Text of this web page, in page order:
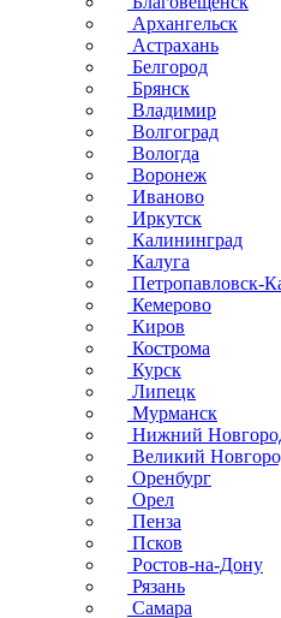
Архангельск
Астрахань
Белгород
Брянск
Владимир
Волгоград
Вологда
Воронеж
Иваново
Иркутск
Калининград
Калуга
Петропавловск-
Кемерово
Киров
Кострома
Курск
Липецк
Мурманск
Нижний
Великий
Оренбург
Орел
Пенза
Псков
Ростов-на-Дону
Рязань
Самара